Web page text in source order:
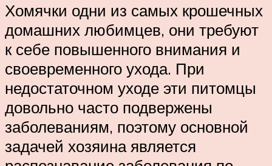
Хомячки одни из самых крошечных
домашних любимцев, они требуют
к себе повышенного внимания и
своевременного ухода. При
недостаточном уходе эти питомцы
довольно часто подвержены
заболеваниям, поэтому основной
задачей хозяина является